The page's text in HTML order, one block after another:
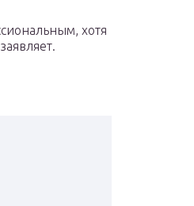
хотя